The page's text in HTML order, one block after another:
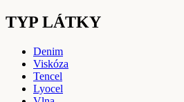
TYP LÁTKY
Denim
Viskóza
Tencel
Lyocel